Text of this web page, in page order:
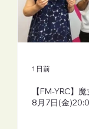
【FM-YRC】
8月7日(金
1 日前